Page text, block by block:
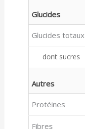
Glucides
Glucides totaux
dont sucres
Autres
Protéines
Fibres